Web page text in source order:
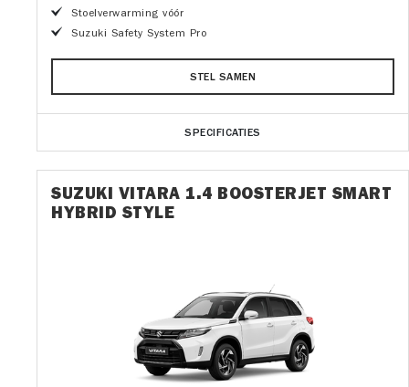
Stoelverwarming vóór
Suzuki Safety System Pro
STEL SAMEN
SPECIFICATIES
SUZUKI VITARA 1.4 BOOSTERJET SMART
HYBRID STYLE